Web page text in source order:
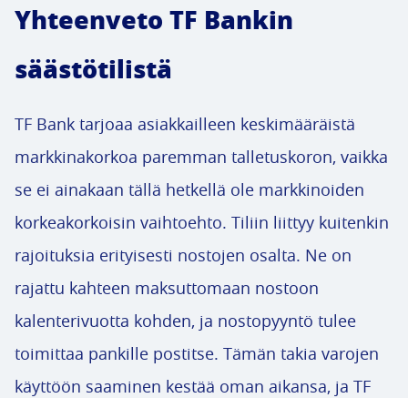
Yhteenveto TF Bankin
säästötilistä
TF Bank tarjoaa asiakkailleen keskimääräistä
markkinakorkoa paremman talletuskoron, vaikka
se ei ainakaan tällä hetkellä ole markkinoiden
korkeakorkoisin vaihtoehto. Tiliin liittyy kuitenkin
rajoituksia erityisesti nostojen osalta. Ne on
rajattu kahteen maksuttomaan nostoon
kalenterivuotta kohden, ja nostopyyntö tulee
toimittaa pankille postitse. Tämän takia varojen
käyttöön saaminen kestää oman aikansa, ja TF